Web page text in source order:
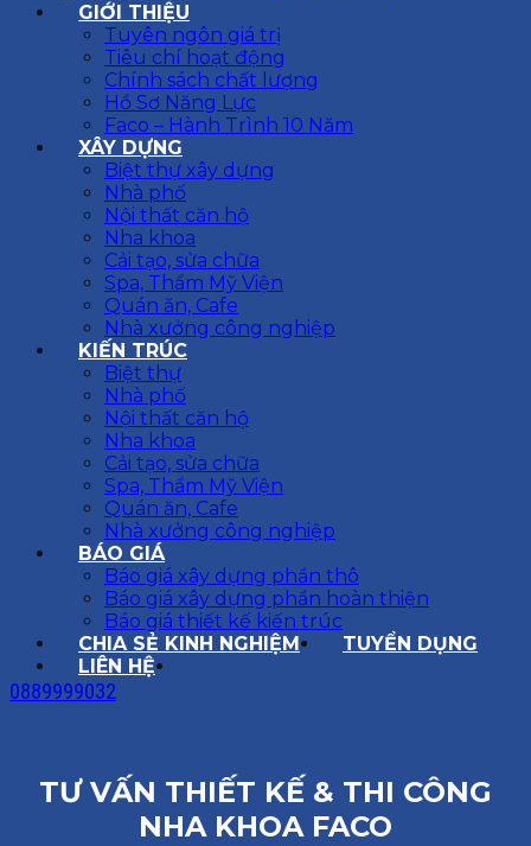
GIỚI THIỆU
Tuyên ngôn giá trị
Tiêu chí hoạt động
Chính sách chất lượng
Hồ Sơ Năng Lực
Faco – Hành Trình 10 Năm
XÂY DỰNG
Biệt thự xây dựng
Nhà phố
Nội thất căn hộ
Nha khoa
Cải tạo, sửa chữa
Spa, Thẩm Mỹ Viện
Quán ăn, Cafe
Nhà xưởng công nghiệp
KIẾN TRÚC
Biệt thự
Nhà phố
Nội thất căn hộ
Nha khoa
Cải tạo, sửa chữa
Spa, Thẩm Mỹ Viện
Quán ăn, Cafe
Nhà xưởng công nghiệp
BÁO GIÁ
Báo giá xây dựng phần thô
Báo giá xây dựng phần hoàn thiện
Báo giá thiết kế kiến trúc
CHIA SẺ KINH NGHIỆM
TUYỂN DỤNG
LIÊN HỆ
0889999032
TƯ VẤN THIẾT KẾ & THI CÔNG
NHA KHOA FACO